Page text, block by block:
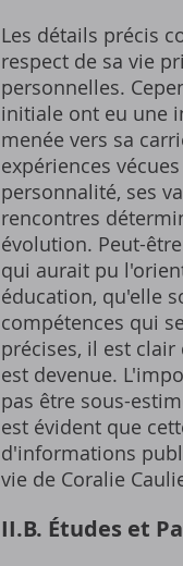
Les détails précis
respect de sa vie
personnelles.
initiale ont eu une
menée vers sa
expériences
personnalité, ses
rencontres
évolution. Peut-
qui aurait pu
éducation, qu'elle
compétences qui
précises, il est
est devenue.
pas être sous-
est évident que
d'informations
vie de Coralie
II.B. Études et